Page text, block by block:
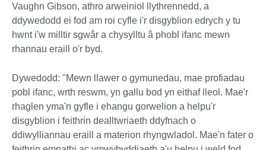
Vaughn Gibson, athro arweiniol llythrennedd, a
ddywedodd ei fod am roi cyfle i'r disgyblion edrych y tu
hwnt i'w milltir sgwâr a chysylltu â phobl ifanc mewn
rhannau eraill o'r byd.
Dywedodd: "Mewn llawer o gymunedau, mae profiadau
pobl ifanc, wrth reswm, yn gallu bod yn eithaf lleol. Mae'r
rhaglen yma'n gyfle i ehangu gorwelion a helpu'r
disgyblion i feithrin dealltwriaeth ddyfnach o
ddiwylliannau eraill a materion rhyngwladol. Mae'n fater o